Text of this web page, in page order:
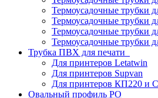
Термоусадочные трубки
Термоусадочные трубки
Термоусадочные трубки
Термоусадочные трубки
Трубка ПВХ для печати
Для принтеров Letatwin
Для принтеров Supvan
Для принтеров КП220 и
Овальный профиль PO